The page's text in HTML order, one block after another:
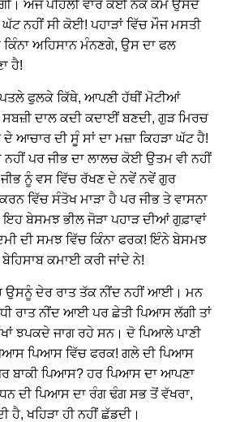
ਅੱਜ ਪਹਿਲੀ ਵਾਰ ਕੋਈ ਨੇਕ ਕੰਮ ਉਸਦੇ
ਨਹੀਂ ਸੀ ਕੋਈ! ਪਹਾੜਾਂ ਵਿੱਚ ਮੌਜ ਮਸਤੀ
ਕਿੰਨਾ ਅਹਿਸਾਨ ਮੰਨਣਗੇ, ਉਸ ਦਾ ਫਲ
ਹੈ!
ਫੁਲਕੇ ਕਿੱਥੇ, ਆਪਣੀ ਹੱਥੀਂ ਮੋਟੀਆਂ
ਦਾਲ ਕਦੀ ਕਦਾਈਂ ਬਣਦੀ, ਗੁੜ ਮਿਰਚ
ਆਚਾਰ ਦੀ ਸੂੰ ਸਾਂ ਦਾ ਮਜ਼ਾ ਕਿਹੜਾ ਘੱਟ ਹੈ!
ਪਰ ਜੀਭ ਦਾ ਲਾਲਚ ਕੋਈ ਉਤਮ ਵੀ ਨਹੀਂ
ਨੂੰ ਵਸ ਵਿੱਚ ਰੱਖਣ ਦੇ ਨਵੇਂ ਨਵੇਂ ਗੁਰ
ਵਿੱਚ ਸੰਤੋਖ ਮਾੜਾ ਹੈ ਪਰ ਜੀਭ ਤੇ ਵਾਸਨਾ
ਇਹ ਬੇਸਮਝ ਭੀਲ ਜੋੜਾ ਪਹਾੜ ਦੀਆਂ ਗੁਫ਼ਾਵਾਂ
ਦੀ ਸਮਝ ਵਿੱਚ ਕਿੰਨਾ ਫਰਕ! ਇੰਨੇ ਬੇਸਮਝ
ਕਮਾਈ ਕਰੀ ਜਾਂਦੇ ਨੇ!
ਉਸਨੂੰ ਦੇਰ ਰਾਤ ਤੱਕ ਨੀਂਦ ਨਹੀਂ ਆਈ। ਮਨ
ਰਾਤ ਨੀਂਦ ਆਈ ਪਰ ਛੇਤੀ ਪਿਆਸ ਲੱਗੀ ਤਾਂ
ਝਪਕਦੇ ਜਾਗ ਰਹੇ ਸਨ। ਦੋ ਪਿਆਲੇ ਪਾਣੀ
ਪਿਆਸ ਵਿੱਚ ਫਰਕ! ਗਲੇ ਦੀ ਪਿਆਸ
ਬਾਕੀ ਪਿਆਸ? ਹਰ ਪਿਆਸ ਦਾ ਆਪਣਾ
ਦੀ ਪਿਆਸ ਦਾ ਰੰਗ ਢੰਗ ਸਭ ਤੋਂ ਵੱਖਰਾ,
ਹੈ, ਖਹਿੜਾ ਹੀ ਨਹੀਂ ਛੱਡਦੀ।